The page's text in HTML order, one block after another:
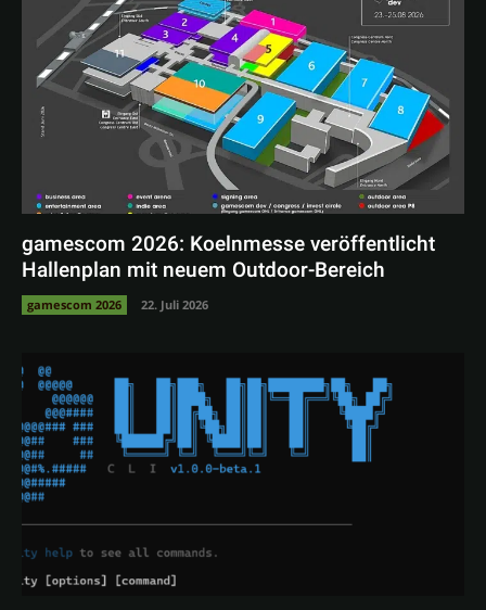
gamescom 2026: Koelnmesse veröffentlicht
Hallenplan mit neuem Outdoor-Bereich
gamescom 2026 22. Juli 2026